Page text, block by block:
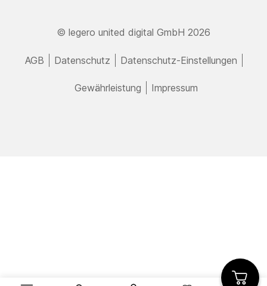
© legero united digital GmbH 2026
AGB Datenschutz Datenschutz-Einstellungen
Gewährleistung Impressum